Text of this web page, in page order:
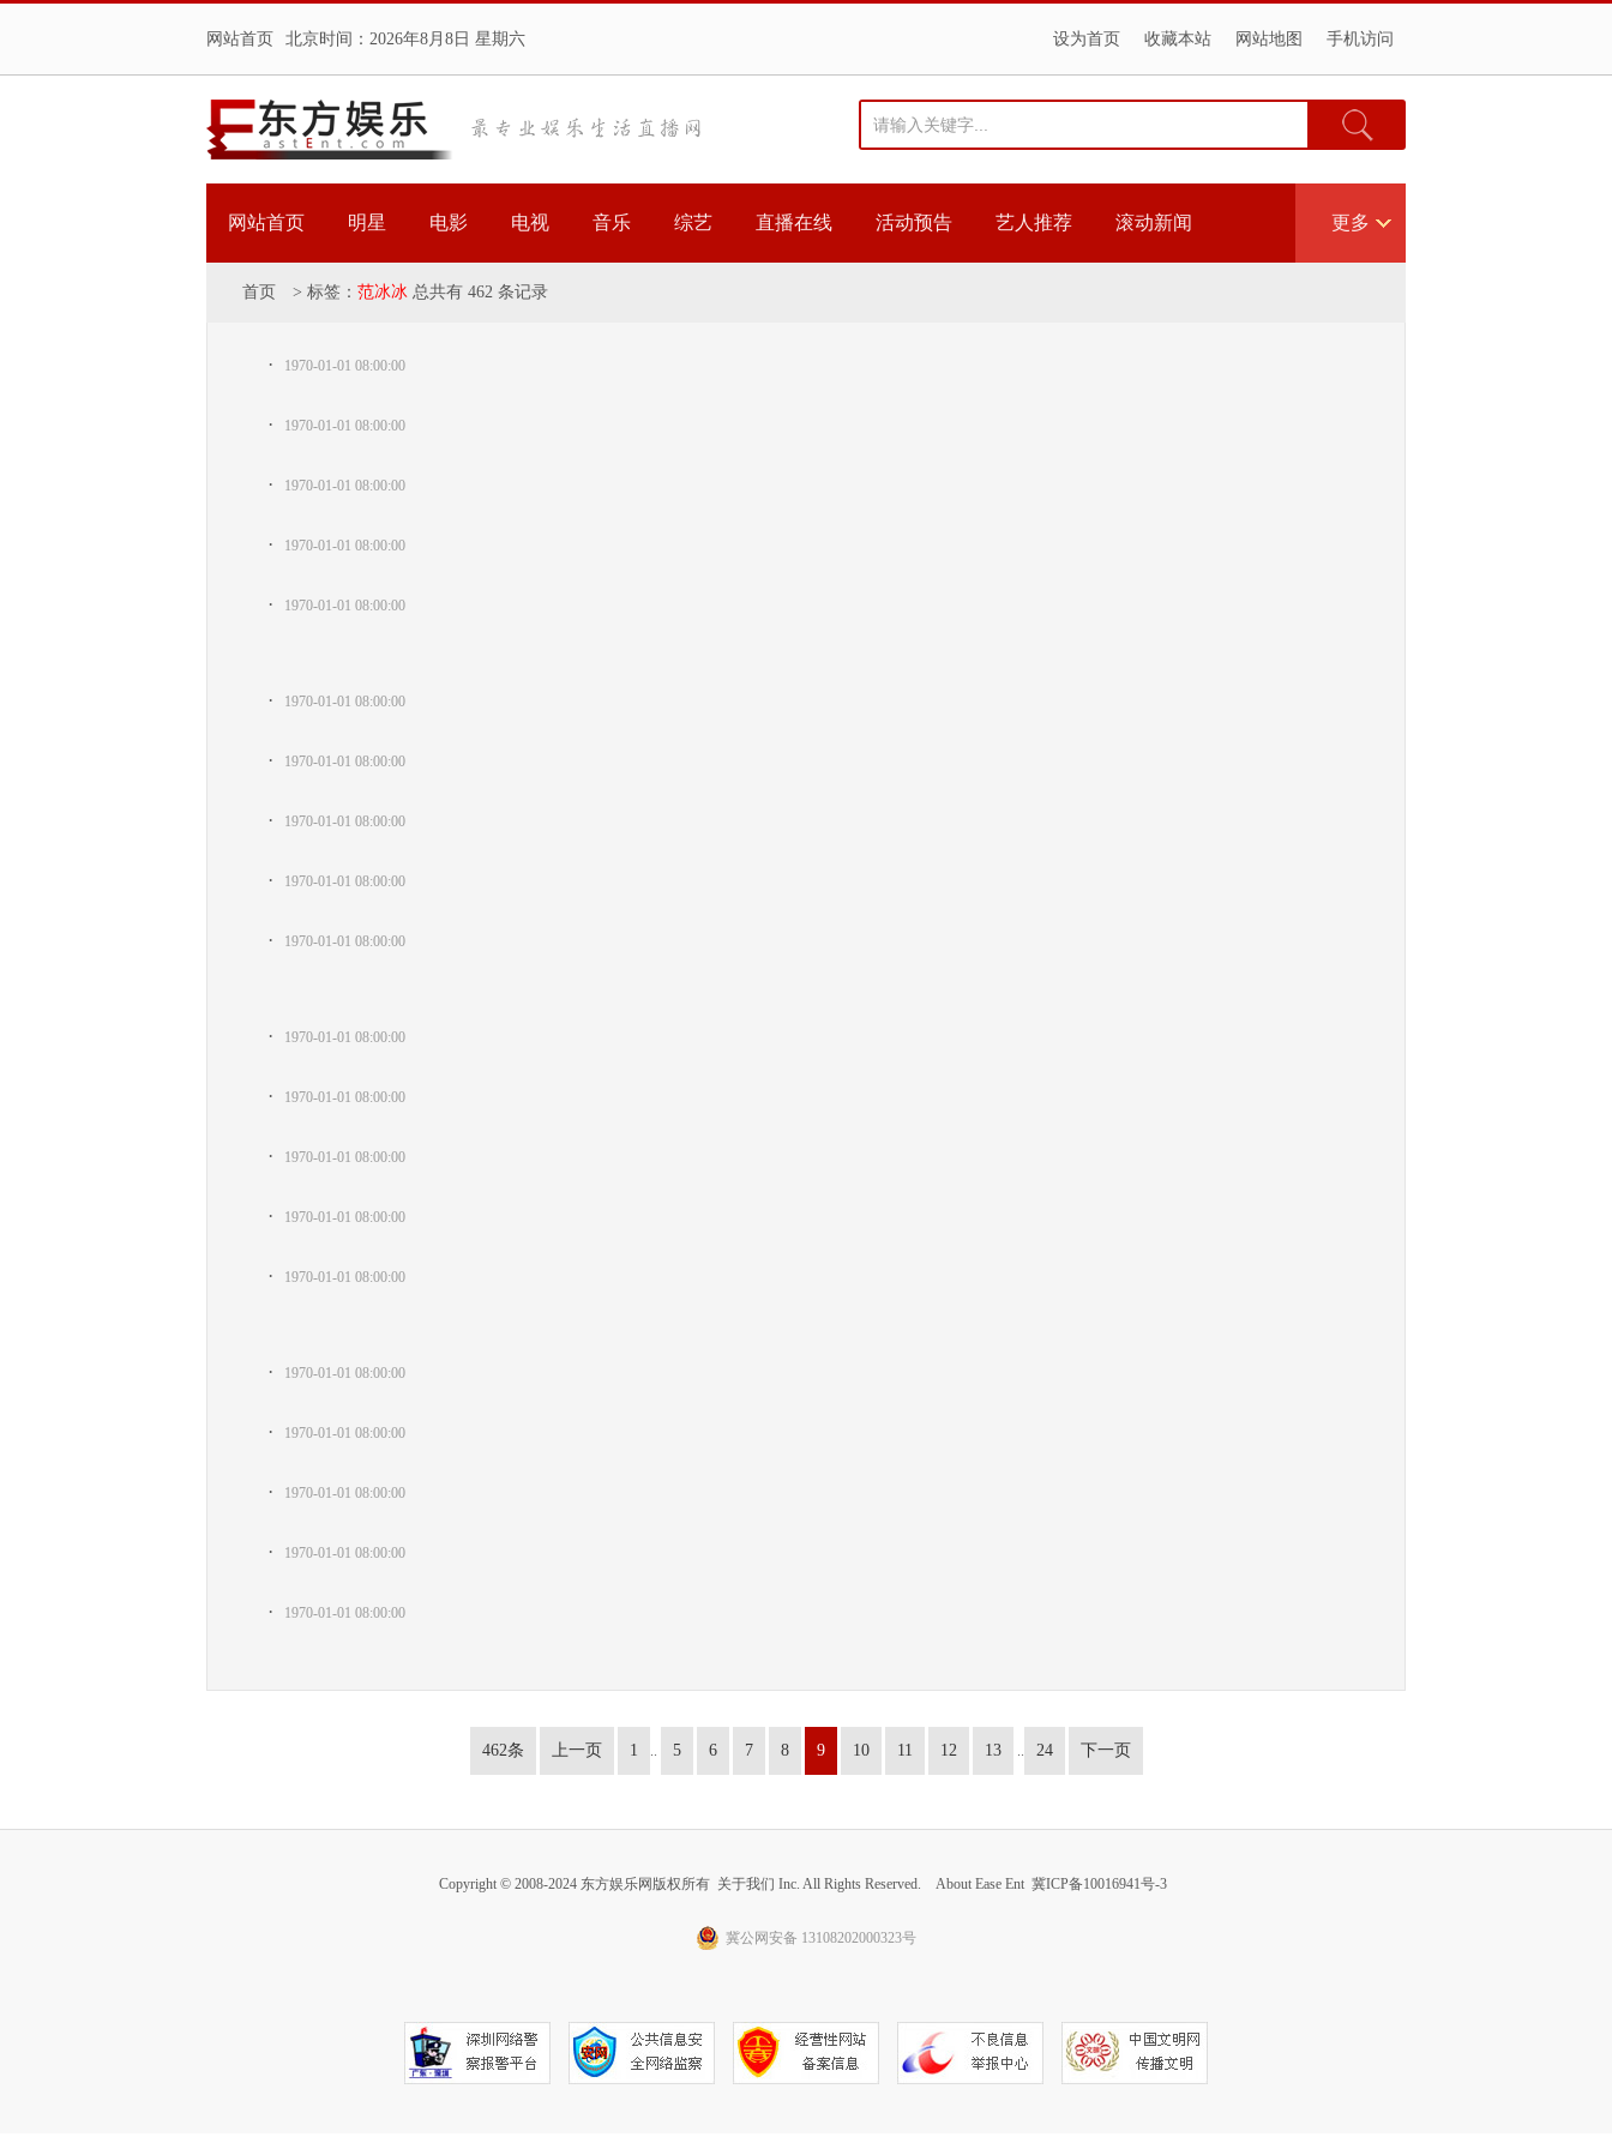
网站首页 北京时间： 2026年8月8日 星期六 设为首页 收藏本站 网站地图 手机访问
网站首页 明星 电影 电视 音乐 综艺 直播在线 活动预告 艺人推荐 滚动新闻 更多
首页 > 标签： 范冰冰 总共有 462 条记录
· 1970-01-01 08:00:00
· 1970-01-01 08:00:00
· 1970-01-01 08:00:00
· 1970-01-01 08:00:00
· 1970-01-01 08:00:00
· 1970-01-01 08:00:00
· 1970-01-01 08:00:00
· 1970-01-01 08:00:00
· 1970-01-01 08:00:00
· 1970-01-01 08:00:00
· 1970-01-01 08:00:00
· 1970-01-01 08:00:00
· 1970-01-01 08:00:00
· 1970-01-01 08:00:00
· 1970-01-01 08:00:00
· 1970-01-01 08:00:00
· 1970-01-01 08:00:00
· 1970-01-01 08:00:00
· 1970-01-01 08:00:00
· 1970-01-01 08:00:00
462条 上一页 1 .. 5 6 7 8 9 10 11 12 13 .. 24 下一页
Copyright © 2008-2024 东方娱乐网版权所有 关于我们 Inc. All Rights Reserved. About Ease Ent 冀ICP备10016941号-3
冀公网安备 13108202000323号